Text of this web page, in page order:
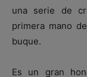
una serie de
primera mano
buque.
Es un gran